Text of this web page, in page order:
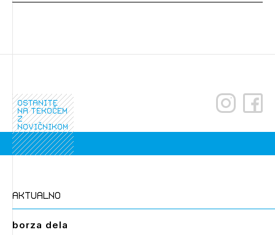
ostanite
na tekočem
z
novičnikom
aktualno
borza dela